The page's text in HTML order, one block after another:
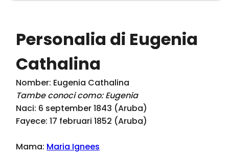
Personalia di Eugenia
Cathalina
Nomber: Eugenia Cathalina
Tambe conoci como: Eugenia
Naci: 6 september 1843 (Aruba)
Fayece: 17 februari 1852 (Aruba)
Mama: Maria Ignees